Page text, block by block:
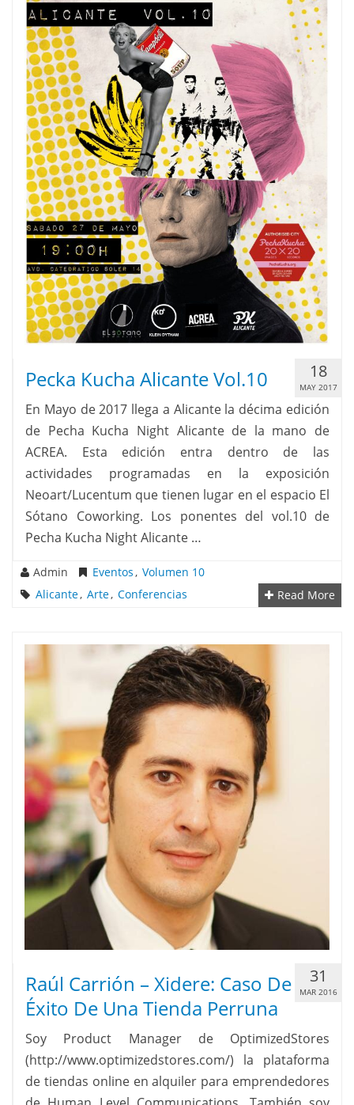
Pecka Kucha Alicante Vol.10 18
MAY 2017
En Mayo de 2017 llega a Alicante la décima edición
de Pecha Kucha Night Alicante de la mano de
ACREA. Esta edición entra dentro de las
actividades programadas en la exposición
Neoart/Lucentum que tienen lugar en el espacio El
Sótano Coworking. Los ponentes del vol.10 de
Pecha Kucha Night Alicante …
Admin Eventos , Volumen 10
Alicante, Arte, Conferencias Read More
Raúl Carrión – Xidere: Caso De
Éxito De Una Tienda Perruna
31
MAR 2016
Soy Product Manager de OptimizedStores
(http://www.optimizedstores.com/) la plataforma
de tiendas online en alquiler para emprendedores